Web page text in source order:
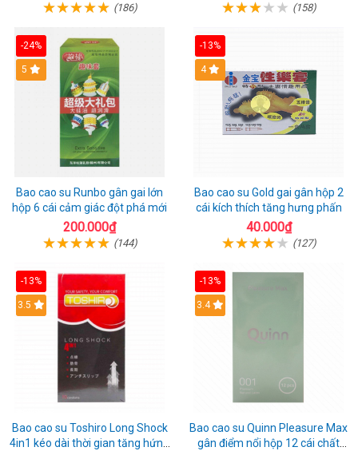
(186) (158)
-24%
Hot
5
Bao cao su Runbo gân gai lớn
hộp 6 cái cảm giác đột phá mới
200.000₫
(144)
-13%
Hot
4
Bao cao su Gold gai gân hộp 2
cái kích thích tăng hưng phấn
40.000₫
(127)
-13%
3.5
Bao cao su Toshiro Long Shock
4in1 kéo dài thời gian tăng hứng
-13%
3.4
Bao cao su Quinn Pleasure Max
gân điểm nổi hộp 12 cái chất